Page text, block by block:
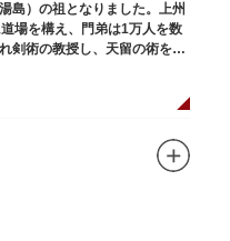
島）の祖となりました。上州
場を構え、門弟は1万人を数
剣術の教授し、天留の術を創
にあります。